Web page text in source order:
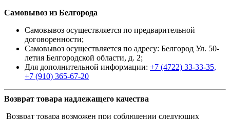
Самовывоз из Белгорода
Самовывоз осуществляется по предварительной
договоренности;
Самовывоз осуществляется по адресу: Белгород Ул. 50-
летия Белгородской области, д. 2;
Для дополнительной информации: +7 (4722) 33-33-35,
+7 (910) 365-67-20
Возврат товара надлежащего качества
Возврат товара возможен при соблюдении следующих